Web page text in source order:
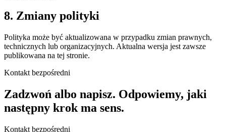
8. Zmiany polityki
Polityka może być aktualizowana w przypadku zmian prawnych,
technicznych lub organizacyjnych. Aktualna wersja jest zawsze
publikowana na tej stronie.
Kontakt bezpośredni
Zadzwoń albo napisz. Odpowiemy, jaki
następny krok ma sens.
Kontakt bezpośredni